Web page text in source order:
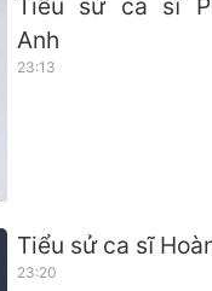
Tiểu sử ca sĩ
Anh
23:13
Tiểu sử ca sĩ
23:20